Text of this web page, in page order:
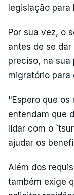
legislação
Por sua vez, o
antes de se
preciso, na
migratório para
"Espero que
entendam que
lidar com o
ajudar os
Além dos
também exige